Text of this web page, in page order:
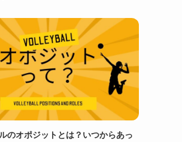
のオポジットとは？いつからあっ